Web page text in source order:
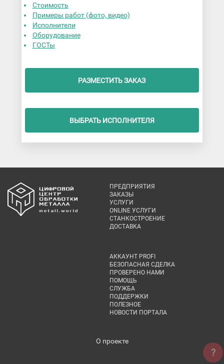
Стоимость
Примеры работ (фото, видео)
Исполнители
Оборудование
ГОСТы
РАЗМЕСТИТЬ ЗАКАЗ
ВЫБРАТЬ ИСПОЛНИТЕЛЯ
ПРЕДПРИЯТИЯ
ЗАКАЗЫ
УСЛУГИ
ONLINE УСЛУГИ
СТАНКОСТРОЕНИЕ
ДОСТАВКА
АККАУНТ PROFI
БЕЗОПАСНАЯ СДЕЛКА
ПРОВЕРЕНО НАМИ
ПОМОЩЬ
СЛУЖБА
ПОДДЕРЖКИ
ПОЛЕЗНОЕ
НОВОСТИ ПОРТАЛА
О проекте
?